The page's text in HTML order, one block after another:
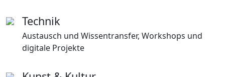
Technik
Austausch und Wissentransfer, Workshops und
digitale Projekte